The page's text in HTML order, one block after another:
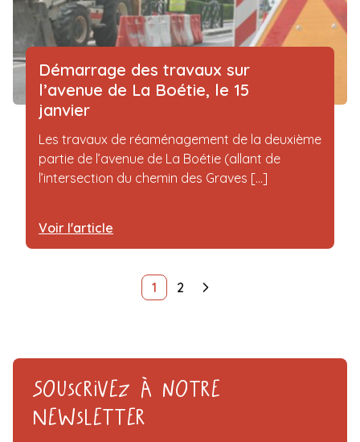
Démarrage des travaux sur
l’avenue de La Boétie, le 15
janvier
Les travaux de réaménagement de la deuxième
partie de l’avenue de La Boétie (allant de
l’intersection du chemin des Graves [...]
Voir l'article
1 2
Souscrivez à notre
Newsletter